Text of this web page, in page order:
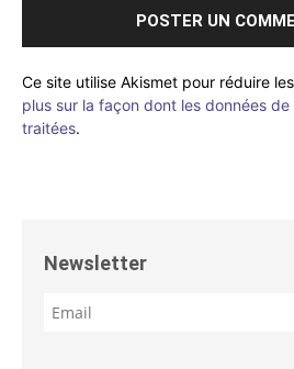
Ce site utilise Akismet pour réduire
plus sur la façon dont les données
traitées.
Newsletter